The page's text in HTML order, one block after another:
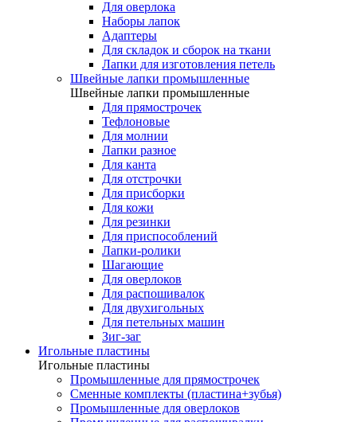
Для оверлока
Наборы лапок
Адаптеры
Для складок и сборок на ткани
Лапки для изготовления петель
Швейные лапки промышленные
Швейные лапки промышленные
Для прямострочек
Тефлоновые
Для молнии
Лапки разное
Для канта
Для отстрочки
Для присборки
Для кожи
Для резинки
Для приспособлений
Лапки-ролики
Шагающие
Для оверлоков
Для распошивалок
Для двухигольных
Для петельных машин
Зиг-заг
Игольные пластины
Игольные пластины
Промышленные для прямострочек
Сменные комплекты (пластина+зубья)
Промышленные для оверлоков